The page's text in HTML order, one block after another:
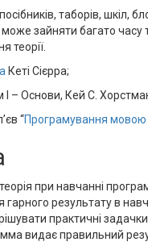
таборів, шкіл,
зайняти багато часу
теорії.
Кеті Сієрра;
I – Основи, Кей С.
“Програмування мовою
при навчанні
гарного результату в
практичні
видає правильний